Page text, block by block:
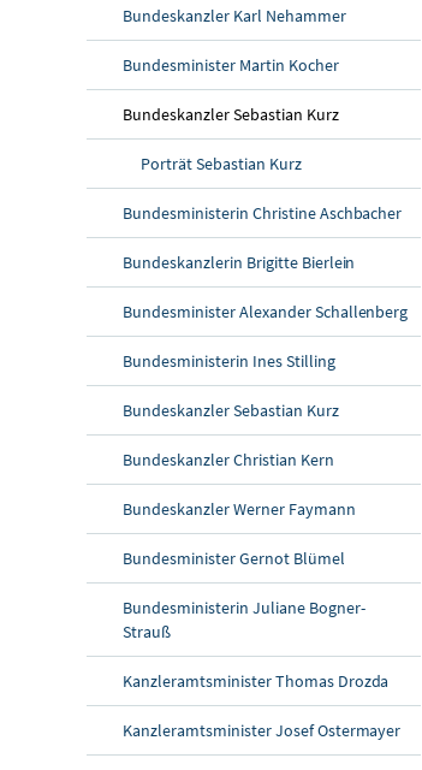
Bundeskanzler Karl Nehammer
Bundesminister Martin Kocher
Bundeskanzler Sebastian Kurz
Porträt Sebastian Kurz
Bundesministerin Christine Aschbacher
Bundeskanzlerin Brigitte Bierlein
Bundesminister Alexander Schallenberg
Bundesministerin Ines Stilling
Bundeskanzler Sebastian Kurz
Bundeskanzler Christian Kern
Bundeskanzler Werner Faymann
Bundesminister Gernot Blümel
Bundesministerin Juliane Bogner-
Strauß
Kanzleramtsminister Thomas Drozda
Kanzleramtsminister Josef Ostermayer